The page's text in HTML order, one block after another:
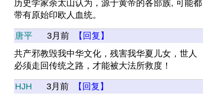
历史学家余太山认为，源于黄帝的各部族, 可能都
带有原始印欧人血统。
唐平 3月前
【回复】
共产邪教毁我中华文化，残害我华夏儿女，世人
必须走回传统之路，才能被大法所救度！
HJH 3月前
【回复】